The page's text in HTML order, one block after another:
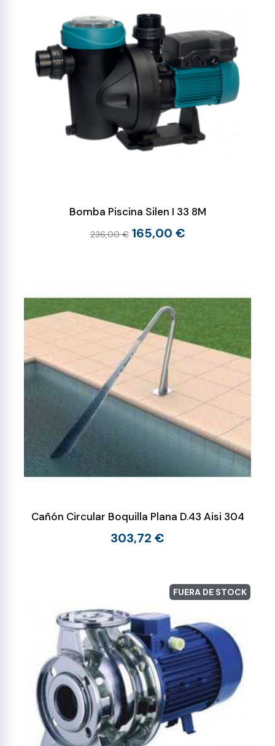
Bomba Piscina Silen I 33 8M
236,00 € 165,00 €
Cañón Circular Boquilla Plana D.43 Aisi 304
303,72 €
FUERA DE STOCK